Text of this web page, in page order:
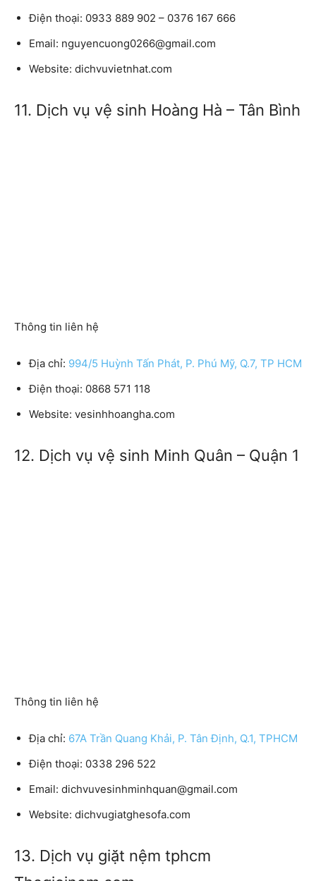
Điện thoại: 0933 889 902 – 0376 167 666
Email: nguyencuong0266@gmail.com
Website: dichvuvietnhat.com
11. Dịch vụ vệ sinh Hoàng Hà – Tân Bình
Thông tin liên hệ
Địa chỉ: 994/5 Huỳnh Tấn Phát, P. Phú Mỹ, Q.7, TP HCM
Điện thoại: 0868 571 118
Website: vesinhhoangha.com
12. Dịch vụ vệ sinh Minh Quân – Quận 1
Thông tin liên hệ
Địa chỉ: 67A Trần Quang Khải, P. Tân Định, Q.1, TPHCM
Điện thoại: 0338 296 522
Email: dichvuvesinhminhquan@gmail.com
Website: dichvugiatghesofa.com
13. Dịch vụ giặt nệm tphcm